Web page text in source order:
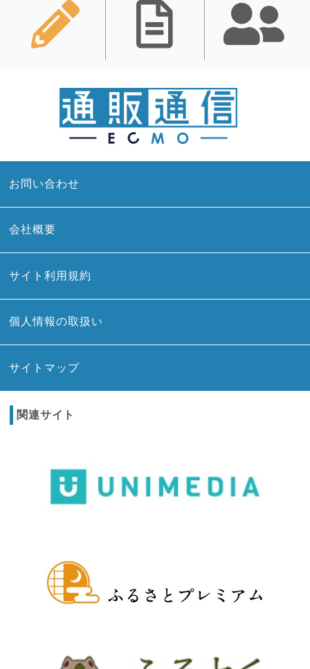
お問い合わせ
会社概要
サイト利用規約
個人情報の取扱い
サイトマップ
関連サイト